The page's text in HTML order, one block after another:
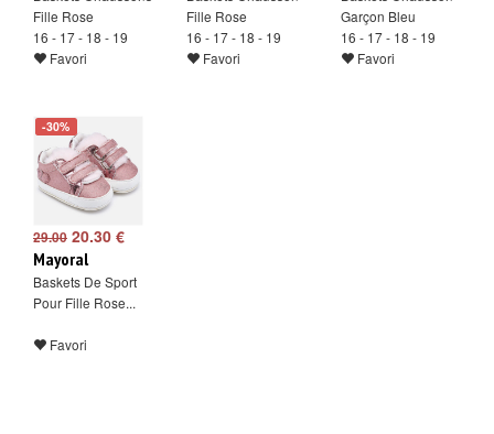
Fille Rose
16 - 17 - 18 - 19
Favori
Fille Rose
16 - 17 - 18 - 19
Favori
Garçon Bleu
16 - 17 - 18 - 19
Favori
-30%
29.00 20.30 €
Mayoral
Baskets De Sport
Pour Fille Rose...
Favori